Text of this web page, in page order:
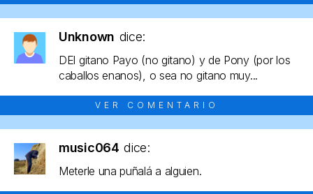
Unknown dice:
DEl gitano Payo (no gitano) y de Pony (por los
caballos enanos), o sea no gitano muy...
VER COMENTARIO
music064 dice:
Meterle una puñalá a alguien.